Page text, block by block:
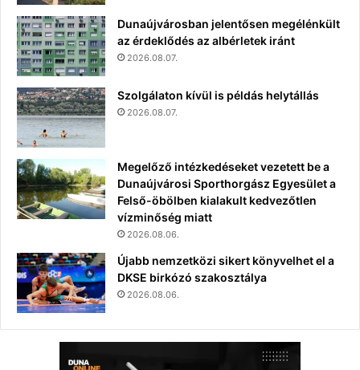
Dunaújvárosban jelentősen megélénkült
az érdeklődés az albérletek iránt
2026.08.07.
Szolgálaton kívül is példás helytállás
2026.08.07.
Megelőző intézkedéseket vezetett be a
Dunaújvárosi Sporthorgász Egyesület a
Felső-öbölben kialakult kedvezőtlen
vízminőség miatt
2026.08.06.
Újabb nemzetközi sikert könyvelhet el a
DKSE birkózó szakosztálya
2026.08.06.